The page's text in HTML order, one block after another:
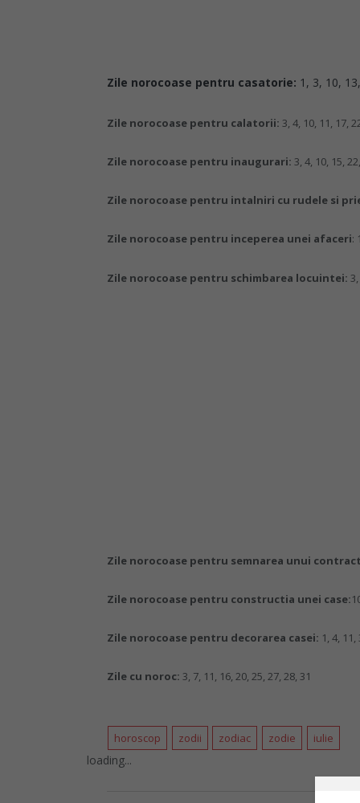
Zile norocoase pentru casatorie: 1, 3, 10,
Zile norocoase pentru calatorii: 3, 4, 10, 11, 17,
Zile norocoase pentru inaugurari: 3, 4, 10, 15,
Zile norocoase pentru intalniri cu rudele si
Zile norocoase pentru inceperea unei afaceri:
Zile norocoase pentru schimbarea locuintei:
Zile norocoase pentru semnarea unui
Zile norocoase pentru constructia unei case:
Zile norocoase pentru decorarea casei: 1, 4, 11,
Zile cu noroc: 3, 7, 11, 16, 20, 25, 27, 28, 31
horoscop zodii zodiac zodie iulie
loading...